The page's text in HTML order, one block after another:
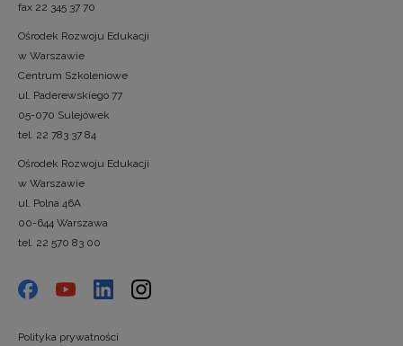
fax 22 345 37 70
Ośrodek Rozwoju Edukacji
w Warszawie
Centrum Szkoleniowe
ul. Paderewskiego 77
05-070 Sulejówek
tel. 22 783 37 84
Ośrodek Rozwoju Edukacji
w Warszawie
ul. Polna 46A
00-644 Warszawa
tel. 22 570 83 00
Polityka prywatności